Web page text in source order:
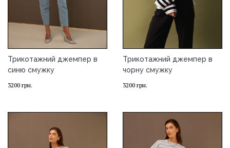
Трикотажний джемпер в
синю смужку
3200 грн.
Трикотажний джемпер в
чорну смужку
3200 грн.